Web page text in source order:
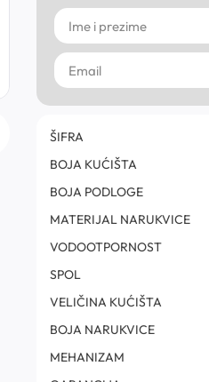
ŠIFRA
BOJA KUĆIŠTA
BOJA PODLOGE
MATERIJAL NARUKVICE
VODOOTPORNOST
SPOL
VELIČINA KUĆIŠTA
BOJA NARUKVICE
MEHANIZAM